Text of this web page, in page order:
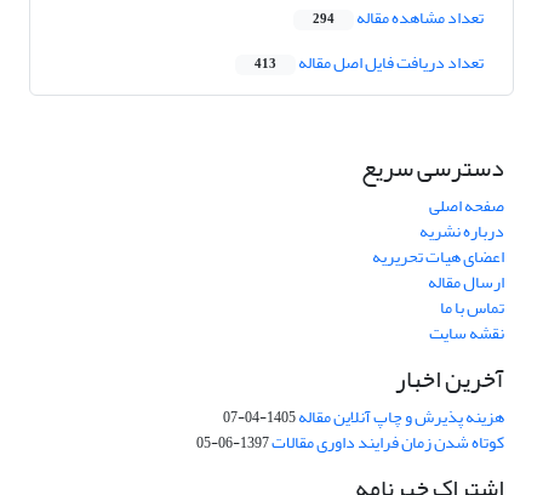
تعداد مشاهده مقاله 294
تعداد دریافت فایل اصل مقاله 413
دسترسی سریع
صفحه اصلی
درباره نشریه
اعضای هیات تحریریه
ارسال مقاله
تماس با ما
نقشه سایت
آخرین اخبار
هزینه پذیرش و چاپ آنلاین مقاله1405-04-07
کوتاه شدن زمان فرایند داوری مقالات1397-06-05